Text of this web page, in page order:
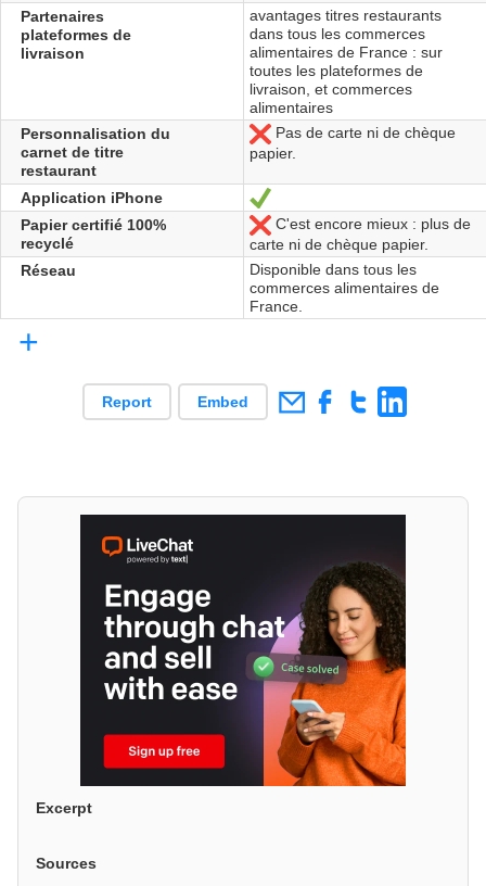
Partenaires
plateformes de
livraison
avantages titres restaurants
dans tous les commerces
alimentaires de France : sur
toutes les plateformes de
livraison, et commerces
alimentaires
Personnalisation du
carnet de titre
restaurant
No
Pas de carte ni de chèque
papier.
Application iPhone
Yes
Papier certifié 100%
recyclé
No
C'est encore mieux : plus de
carte ni de chèque papier.
Réseau
Disponible dans tous les
commerces alimentaires de
France.
+
Report Embed
Excerpt
Sources